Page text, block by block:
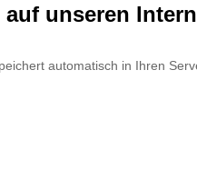
unseren
automatisch in Ihren